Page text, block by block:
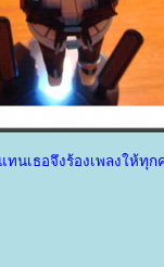
ทนเธอจึงร้องเพลงให้ทุก